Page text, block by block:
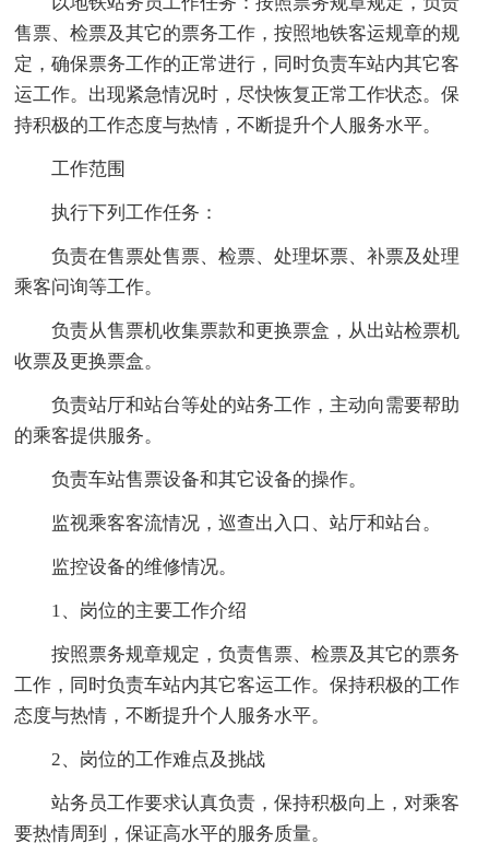
售票、检票及其它的票务工作，按照地铁客运规章的规
定，确保票务工作的正常进行，同时负责车站内其它客
运工作。出现紧急情况时，尽快恢复正常工作状态。保
持积极的工作态度与热情，不断提升个人服务水平。
工作范围
执行下列工作任务：
负责在售票处售票、检票、处理坏票、补票及处理
乘客问询等工作。
负责从售票机收集票款和更换票盒，从出站检票机
收票及更换票盒。
负责站厅和站台等处的站务工作，主动向需要帮助
的乘客提供服务。
负责车站售票设备和其它设备的操作。
监视乘客客流情况，巡查出入口、站厅和站台。
监控设备的维修情况。
1、岗位的主要工作介绍
按照票务规章规定，负责售票、检票及其它的票务
工作，同时负责车站内其它客运工作。保持积极的工作
态度与热情，不断提升个人服务水平。
2、岗位的工作难点及挑战
站务员工作要求认真负责，保持积极向上，对乘客
要热情周到，保证高水平的服务质量。